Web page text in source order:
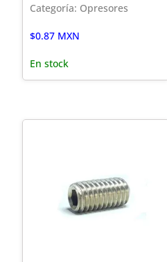
Categoría: Opresores
$0.87 MXN
En stock